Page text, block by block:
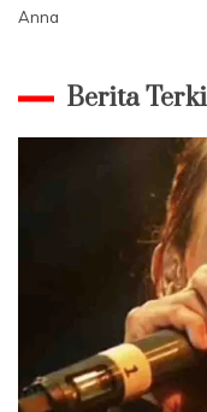
Anna
Berita